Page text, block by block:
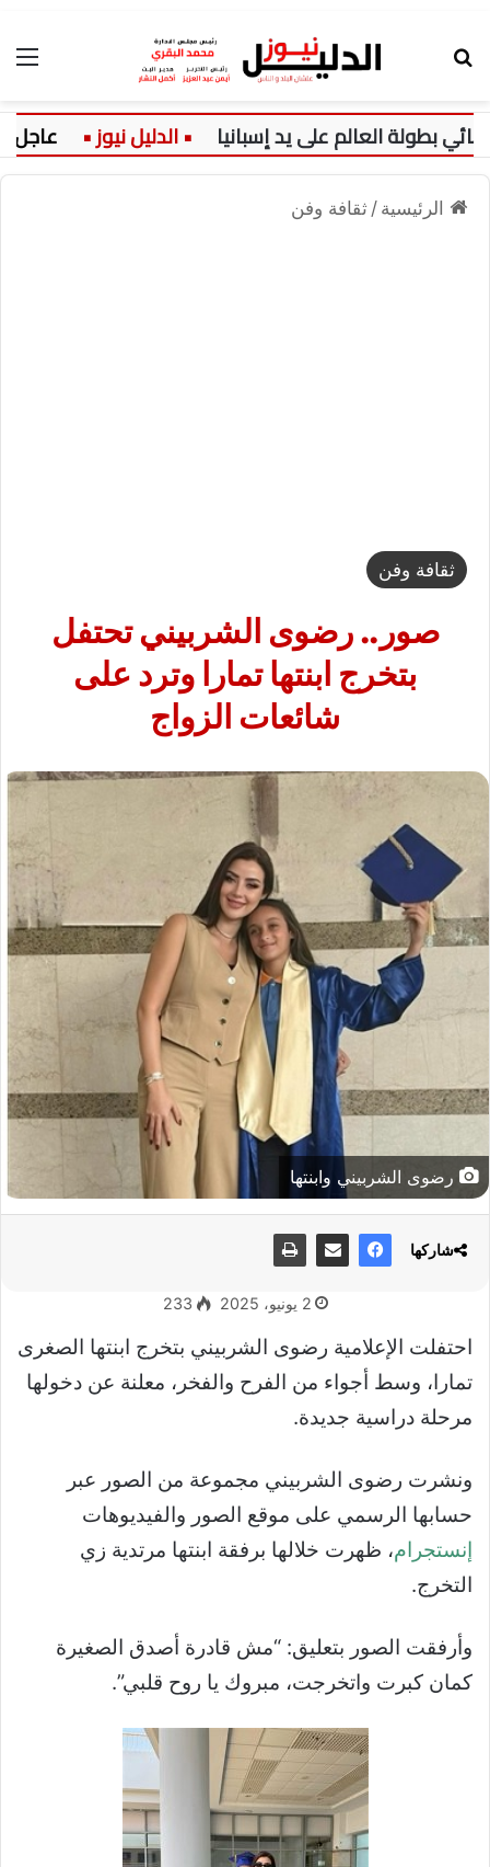
العالم على يد إسبانيا عاجل:
الرئيسية / ثقافة وفن
ثقافة وفن
صور.. رضوى الشربيني تحتفل
بتخرج ابنتها تمارا وترد على
شائعات الزواج
رضوى الشربيني وابنتها
2 يونيو، 2025 233
احتفلت الإعلامية رضوى الشربيني بتخرج ابنتها الصغرى
تمارا، وسط أجواء من الفرح والفخر، معلنة عن دخولها
مرحلة دراسية جديدة.
ونشرت رضوى الشربيني مجموعة من الصور عبر
حسابها الرسمي على موقع الصور والفيديوهات
إنستجرام، ظهرت خلالها برفقة ابنتها مرتدية زي
التخرج.
وأرفقت الصور بتعليق: “مش قادرة أصدق الصغيرة
كمان كبرت واتخرجت، مبروك يا روح قلبي”.
شاركها